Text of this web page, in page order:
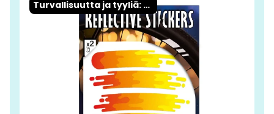
Turvallisuutta ja tyyliä: Reflective heijastintarrat nyt saatavilla!